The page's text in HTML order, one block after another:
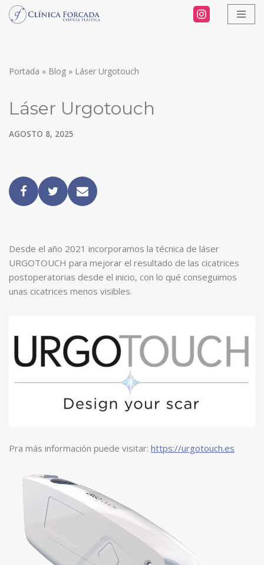
Portada » Blog » Láser Urgotouch
Láser Urgotouch
AGOSTO 8, 2025
Desde el año 2021 incorporamos la técnica de láser
URGOTOUCH para mejorar el resultado de las cicatrices
postoperatorias desde el inicio, con lo qué conseguimos
unas cicatrices menos visibles.
Pra más información puede visitar: https://urgotouch.es